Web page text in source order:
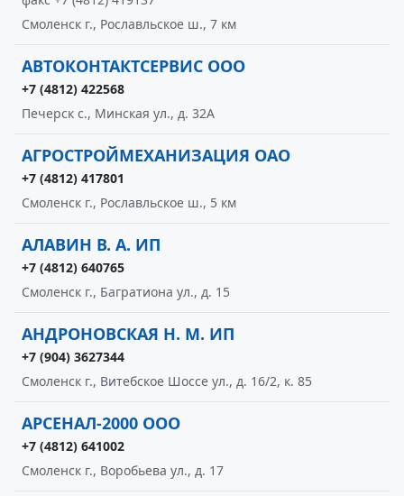
Смоленск г., Рославльское ш., 7 км
АВТОКОНТАКТСЕРВИС ООО
+7 (4812) 422568
Печерск с., Минская ул., д. 32А
АГРОСТРОЙМЕХАНИЗАЦИЯ ОАО
+7 (4812) 417801
Смоленск г., Рославльское ш., 5 км
АЛАВИН В. А. ИП
+7 (4812) 640765
Смоленск г., Багратиона ул., д. 15
АНДРОНОВСКАЯ Н. М. ИП
+7 (904) 3627344
Смоленск г., Витебское Шоссе ул., д. 16/2, к. 85
АРСЕНАЛ-2000 ООО
+7 (4812) 641002
Смоленск г., Воробьева ул., д. 17